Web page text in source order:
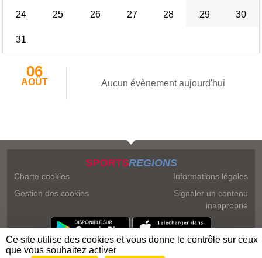
24 25 26 27 28 29 30
31
06
AOÛT Aucun évènement aujourd'hui
SPORTSREGIONS
Charte cookies
Gestion des cookies
Informations légales
Signaler un contenu
inapproprié
Ce site utilise des cookies et vous donne le contrôle sur ceux
que vous souhaitez activer